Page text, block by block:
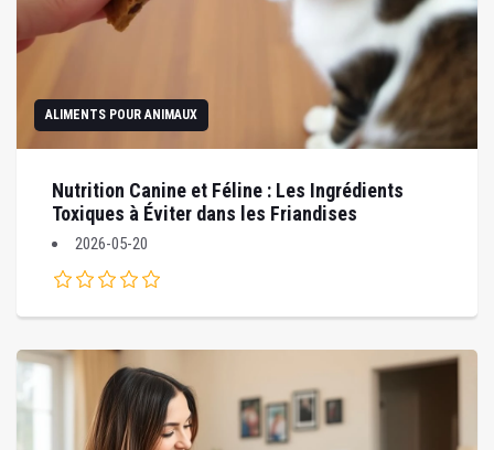
ALIMENTS POUR ANIMAUX
Nutrition Canine et Féline : Les Ingrédients
Toxiques à Éviter dans les Friandises
2026-05-20